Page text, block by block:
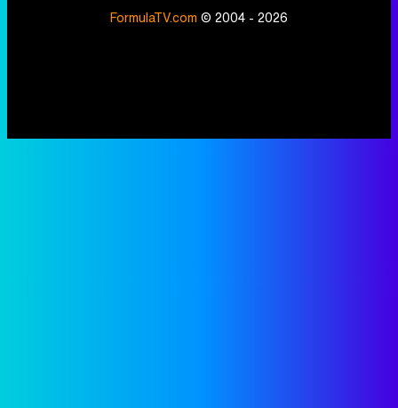
FormulaTV.com © 2004 - 2026